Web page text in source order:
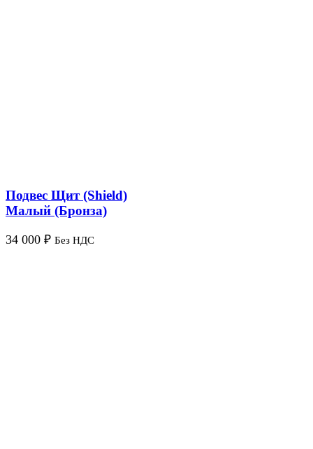
Подвес Щит (Shield)
Малый (Бронза)
34 000 ₽ Без НДС